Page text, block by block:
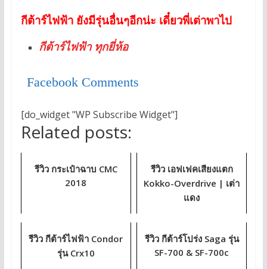
กีต้าร์ไฟฟ้า ยังมีรุ่นอื่นๆอีกน่ะ เดี๋ยวพี่เต่าพาไป
กีต้าร์ไฟฟ้า ทุกยี่ห้อ
Facebook Comments
[do_widget "WP Subscribe Widget"]
Related posts:
รีวิว กระเป๋าฉาบ CMC
2018
รีวิว เอฟเฟคเสียงแตก
Kokko-Overdrive | เต่า
แดง
รีวิว กีต้าร์ไฟฟ้า Condor
รุ่น Crx10
รีวิว กีต้าร์โปร่ง Saga รุ่น
SF-700 & SF-700c